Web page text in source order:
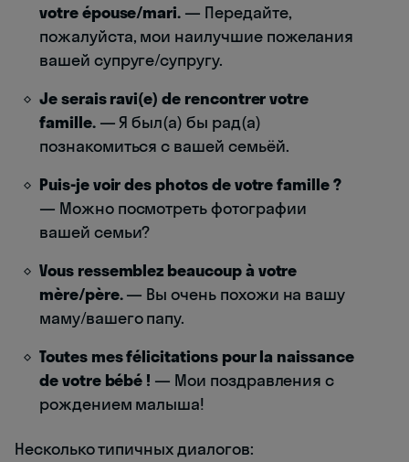
votre épouse/mari. — Передайте,
пожалуйста, мои наилучшие пожелания
вашей супруге/супругу.
Je serais ravi(e) de rencontrer votre
famille.— Я был(а) бы рад(а)
познакомиться с вашей семьёй.
Puis-je voir des photos de votre famille ?
— Можно посмотреть фотографии
вашей семьи?
Vous ressemblez beaucoup à votre
mère/père.— Вы очень похожи на вашу
маму/вашего папу.
Toutes mes félicitations pour la naissance
de votre bébé ! — Мои поздравления с
рождением малыша!
Несколько типичных диалогов: